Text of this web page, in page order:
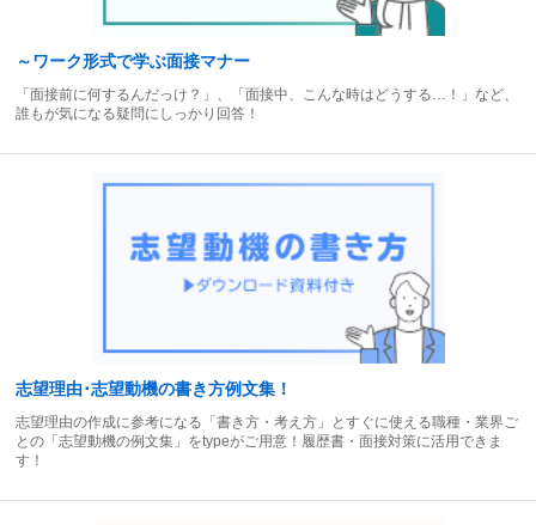
～ワーク形式で学ぶ面接マナー
「面接前に何するんだっけ？」、「面接中、こんな時はどうする…！」など、
誰もが気になる疑問にしっかり回答！
志望理由･志望動機の書き方例文集！
志望理由の作成に参考になる「書き方・考え方」とすぐに使える職種・業界ご
との「志望動機の例文集」をtypeがご用意！履歴書・面接対策に活用できま
す！